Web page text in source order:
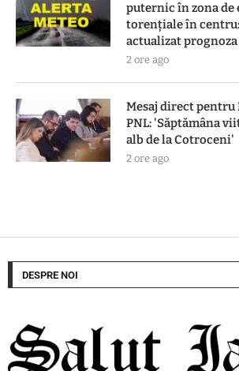
puternic în zona de
torențiale în
actualizat prognoza
2 ore ago
Mesaj direct
PNL: 'Săptămâna
alb de la Cotroceni'
2 ore ago
DESPRE NOI